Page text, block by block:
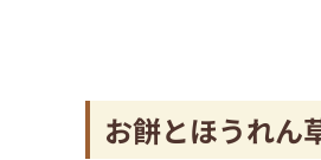
お餅とほうれん